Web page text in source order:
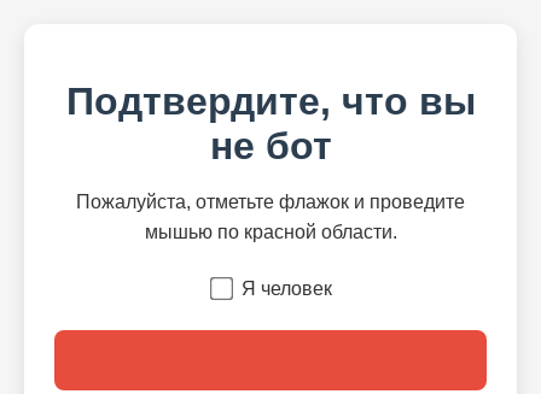
Подтвердите, что вы
не бот
Пожалуйста, отметьте флажок и проведите
мышью по красной области.
Я человек